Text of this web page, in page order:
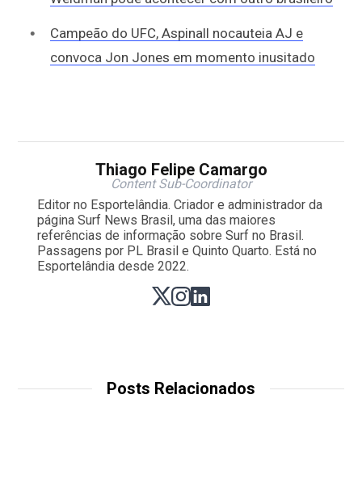
Campeão do UFC, Aspinall nocauteia AJ e
convoca Jon Jones em momento inusitado
Thiago Felipe Camargo
Content Sub-Coordinator
Editor no Esportelândia. Criador e administrador da
página Surf News Brasil, uma das maiores
referências de informação sobre Surf no Brasil.
Passagens por PL Brasil e Quinto Quarto. Está no
Esportelândia desde 2022.
Posts Relacionados